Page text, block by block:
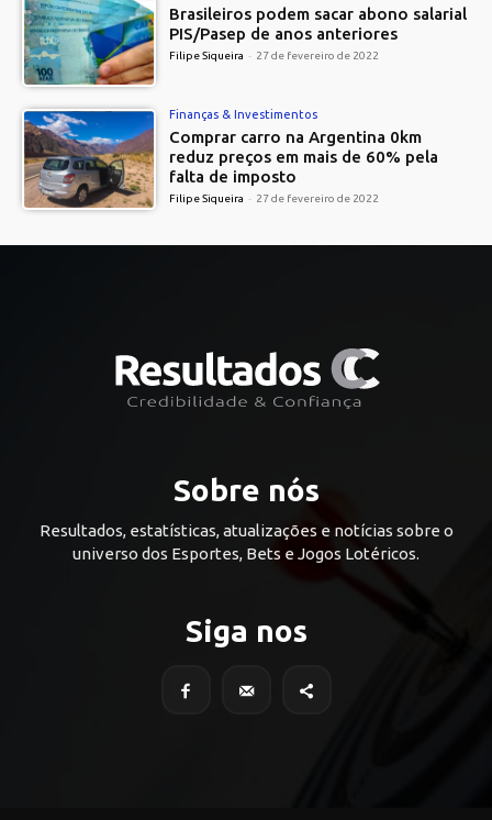
Brasileiros podem sacar abono salarial
PIS/Pasep de anos anteriores
Filipe Siqueira - 27 de fevereiro de 2022
Finanças & Investimentos
Comprar carro na Argentina 0km
reduz preços em mais de 60% pela
falta de imposto
Filipe Siqueira - 27 de fevereiro de 2022
Sobre nós
Resultados, estatísticas, atualizações e notícias sobre o
universo dos Esportes, Bets e Jogos Lotéricos.
Siga nos